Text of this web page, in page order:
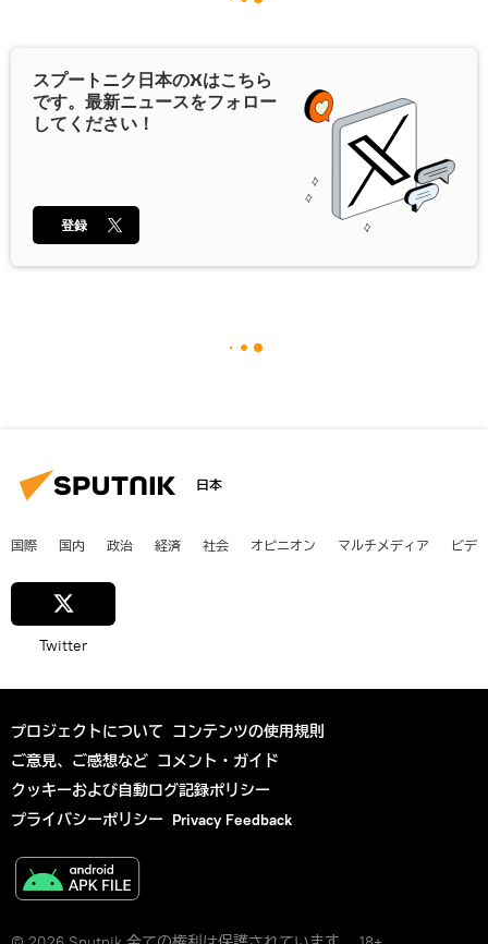
スプートニク日本のXはこちら
です。最新ニュースをフォロー
してください！
登録
日本
国際 国内 政治 経済 社会 オピニオン マルチメディア ビデ
Twitter
プロジェクトについて コンテンツの使用規則
ご意見、ご感想など コメント・ガイド
クッキーおよび自動ログ記録ポリシー
プライバシーポリシー Privacy Feedback